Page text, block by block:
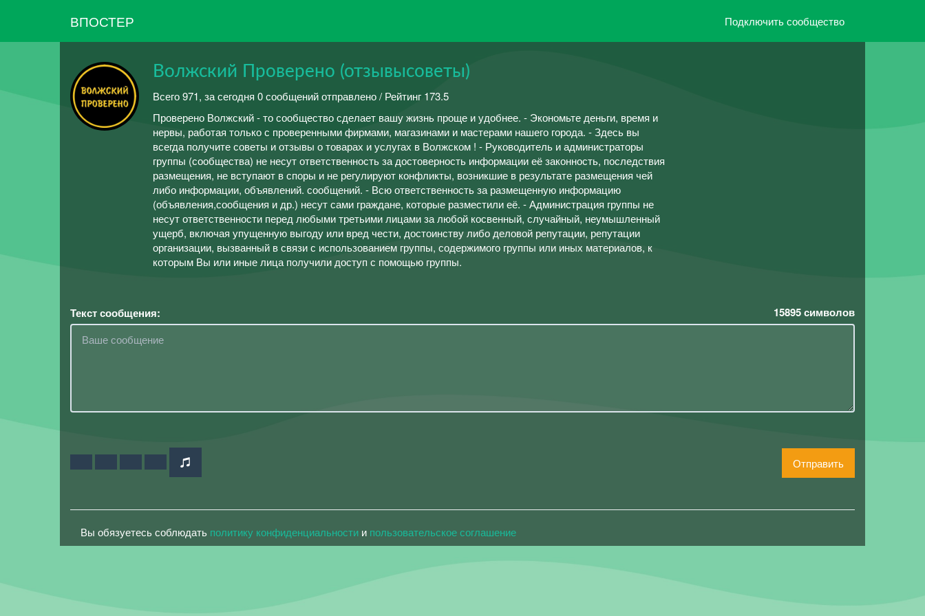
ВПОСТЕР Подключить сообщество
Волжский Проверено (отзывысоветы)
Всего 971, за сегодня 0 сообщений отправлено / Рейтинг 173.5
Проверено Волжский - то сообщество сделает вашу жизнь проще и удобнее. - Экономьте деньги, время и
нервы, работая только с проверенными фирмами, магазинами и мастерами нашего города. - Здесь вы
всегда получите советы и отзывы о товарах и услугах в Волжском ! - Руководитель и администраторы
группы (сообщества) не несут ответственность за достоверность информации её законность, последствия
размещения, не вступают в споры и не регулируют конфликты, возникшие в результате размещения чей
либо информации, объявлений. сообщений. - Всю ответственность за размещенную информацию
(объявления,сообщения и др.) несут сами граждане, которые разместили её. - Администрация группы не
несут ответственности перед любыми третьими лицами за любой косвенный, случайный, неумышленный
ущерб, включая упущенную выгоду или вред чести, достоинству либо деловой репутации, репутации
организации, вызванный в связи с использованием группы, содержимого группы или иных материалов, к
которым Вы или иные лица получили доступ с помощью группы.
Текст сообщения: 15895символов
Отправить
Вы обязуетесь соблюдать политику конфиденциальности и пользовательское соглашение